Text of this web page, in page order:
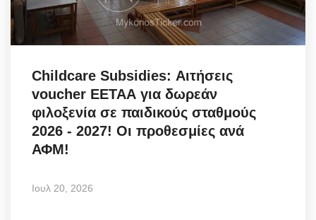
Childcare Subsidies: Αιτήσεις
voucher ΕΕΤΑΑ για δωρεάν
φιλοξενία σε παιδικούς σταθμούς
2026 - 2027! Οι προθεσμίες ανά
ΑΦΜ!
Ιουλ 20, 2026